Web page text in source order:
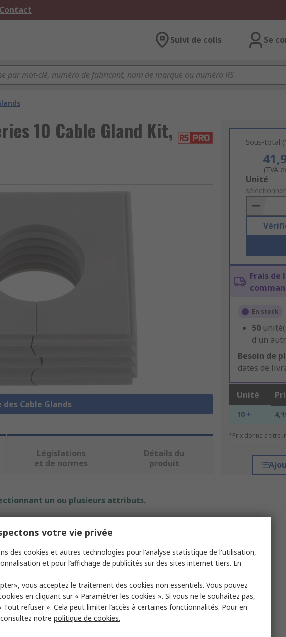
Suivi de colis Se
10 Cable Gland Kit,
des Cable Glands
Sous-total
(TVA
Add
to
Basket
Unité
Frais de
En stock
50
d'un
Besoin de
dates de
Unité
10 +
*Prix donné à titre
Législations
et de normes
Détails du
produit
un ou plusieurs attributs.
Cable Gland Kit
1 x Seal
Pieces 10
votre vie privée
des cookies et autres technologies pour l'analyse statistique de l'utilisation,
et pour l’affichage de publicités sur des sites internet tiers. En
vous acceptez le traitement des cookies non essentiels. Vous pouvez
en cliquant sur « Paramétrer les cookies ». Si vous ne le souhaitez pas,
Tout refuser ». Cela peut limiter l’accès à certaines fonctionnalités. Pour en
notre politique de cookies.